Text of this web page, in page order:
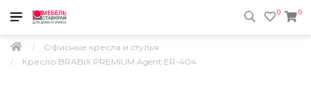
0
0
Офисные кресла и стулья
Кресло BRABIX PREMIUM Agent ER-404